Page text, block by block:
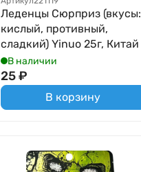
Леденцы Сюрприз (вкусы:
кислый, противный,
сладкий) Yinuo 25г, Китай
В наличии
25₽
В корзину